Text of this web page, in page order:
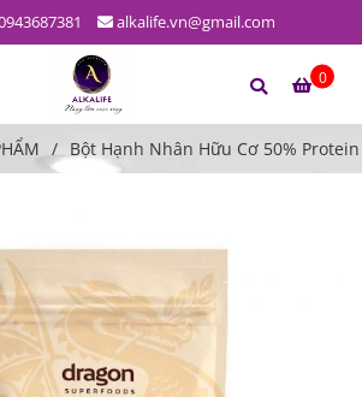
alkalife.vn@gmail.com
0
/ Bột Hạnh Nhân Hữu Cơ 50%